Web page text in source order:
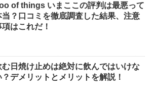
of things いまここの評判は最悪って
当？口コミを徹底調査した結果、注意
項はこれだ！
む日焼け止めは絶対に飲んではいけな
？デメリットとメリットを解説！